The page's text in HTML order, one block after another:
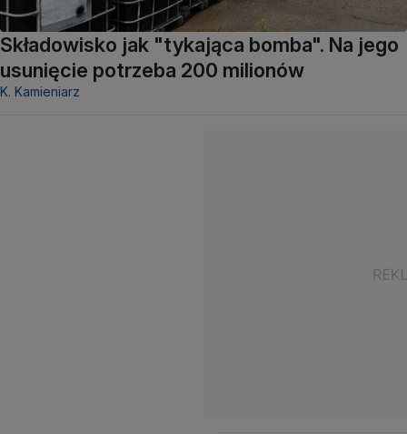
Składowisko jak "tykająca bomba". Na jego
usunięcie potrzeba 200 milionów
K. Kamieniarz